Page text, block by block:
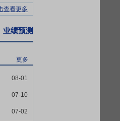
先进技
阳能发
面是因
，同比
查看更多
业绩预测
更多
08-01
07-10
07-02